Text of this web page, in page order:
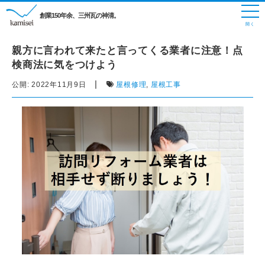
創業150年余、三州瓦の神清。
親方に言われて来たと言ってくる業者に注意！点
検商法に気をつけよう
公開: 2022年11月9日 | 屋根修理, 屋根工事